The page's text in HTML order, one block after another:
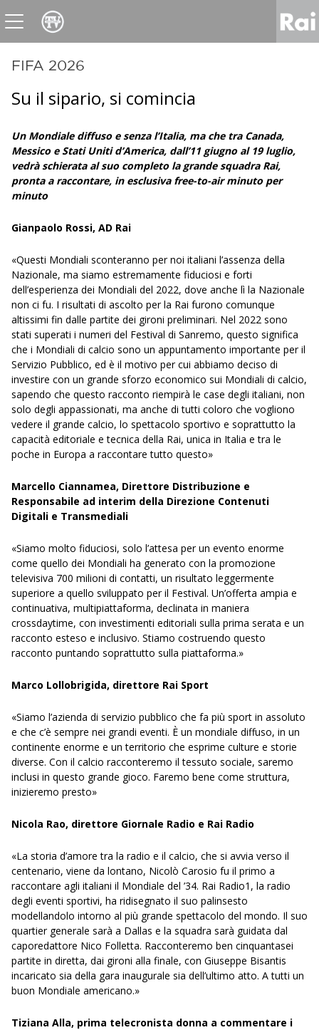
News Raicom
FIFA 2026
Su il sipario, si comincia
Un Mondiale diffuso e senza l’Italia, ma che tra Canada,
Messico e Stati Uniti d’America, dall’11 giugno al 19 luglio,
vedrà schierata al suo completo la grande squadra Rai,
pronta a raccontare, in esclusiva free-to-air minuto per
minuto
Gianpaolo Rossi, AD Rai
«Questi Mondiali sconteranno per noi italiani l’assenza della
Nazionale, ma siamo estremamente fiduciosi e forti
dell’esperienza dei Mondiali del 2022, dove anche lì la Nazionale
non ci fu. I risultati di ascolto per la Rai furono comunque
altissimi fin dalle partite dei gironi preliminari. Nel 2022 sono
stati superati i numeri del Festival di Sanremo, questo significa
che i Mondiali di calcio sono un appuntamento importante per il
Servizio Pubblico, ed è il motivo per cui abbiamo deciso di
investire con un grande sforzo economico sui Mondiali di calcio,
sapendo che questo racconto riempirà le case degli italiani, non
solo degli appassionati, ma anche di tutti coloro che vogliono
vedere il grande calcio, lo spettacolo sportivo e soprattutto la
capacità editoriale e tecnica della Rai, unica in Italia e tra le
poche in Europa a raccontare tutto questo»
Marcello Ciannamea, Direttore Distribuzione e
Responsabile ad interim della Direzione Contenuti
Digitali e Transmediali
«Siamo molto fiduciosi, solo l’attesa per un evento enorme
come quello dei Mondiali ha generato con la promozione
televisiva 700 milioni di contatti, un risultato leggermente
superiore a quello sviluppato per il Festival. Un’offerta ampia e
continuativa, multipiattaforma, declinata in maniera
crossdaytime, con investimenti editoriali sulla prima serata e un
racconto esteso e inclusivo. Stiamo costruendo questo
racconto puntando soprattutto sulla piattaforma.»
Marco Lollobrigida, direttore Rai Sport
«Siamo l’azienda di servizio pubblico che fa più sport in assoluto
e che c’è sempre nei grandi eventi. È un mondiale diffuso, in un
continente enorme e un territorio che esprime culture e storie
diverse. Con il calcio racconteremo il tessuto sociale, saremo
inclusi in questo grande gioco. Faremo bene come struttura,
inizieremo presto»
Nicola Rao, direttore Giornale Radio e Rai Radio
«La storia d’amore tra la radio e il calcio, che si avvia verso il
centenario, viene da lontano, Nicolò Carosio fu il primo a
raccontare agli italiani il Mondiale del ’34. Rai Radio1, la radio
degli eventi sportivi, ha ridisegnato il suo palinsesto
modellandolo intorno al più grande spettacolo del mondo. Il suo
quartier generale sarà a Dallas e la squadra sarà guidata dal
caporedattore Nico Folletta. Racconteremo ben cinquantasei
partite in diretta, dai gironi alla finale, con Giuseppe Bisantis
incaricato sia della gara inaugurale sia dell’ultimo atto. A tutti un
buon Mondiale americano.»
Tiziana Alla, prima telecronista donna a commentare i